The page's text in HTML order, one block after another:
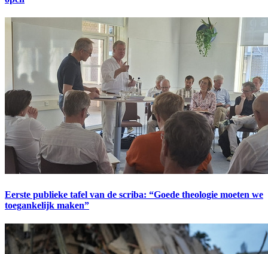
Eerste publieke tafel van de scriba: “Goede theologie moeten we
toegankelijk maken”